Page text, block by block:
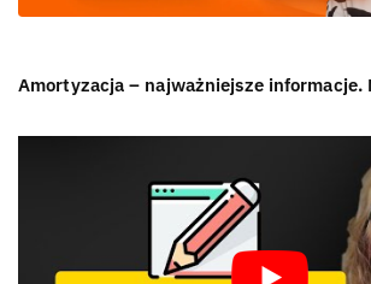
Amortyzacja – najważniejsze informacje.